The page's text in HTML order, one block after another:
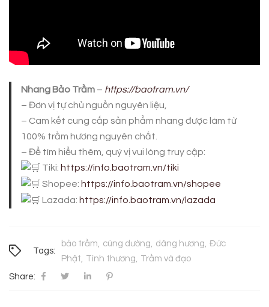
Nhang Bảo Trầm – https://baotram.vn/
– Đơn vị tự chủ nguồn nguyên liệu,
– Cam kết cung cấp sản phẩm nhang được làm từ
100% trầm hương nguyên chất.
– Để tìm hiểu thêm, quý vị vui lòng truy cập:
Tiki: https://info.baotram.vn/tiki
Shopee: https://info.baotram.vn/shopee
Lazada: https://info.baotram.vn/lazada
Tags:
bảo trầm cúng dường dâng hương Đức
Phật
Tình thương
Trầm và đạo
Share: